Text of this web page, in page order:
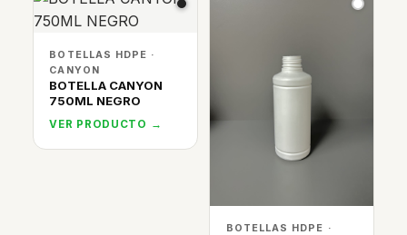
BOTELLAS HDPE ·
CANYON
BOTELLA CANYON
750ML NEGRO
VER PRODUCTO →
BOTELLAS HDPE ·